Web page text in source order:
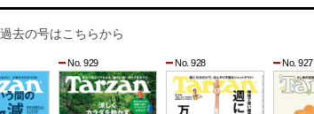
過去の号はこちらから
No. 929 No. 928 No. 927